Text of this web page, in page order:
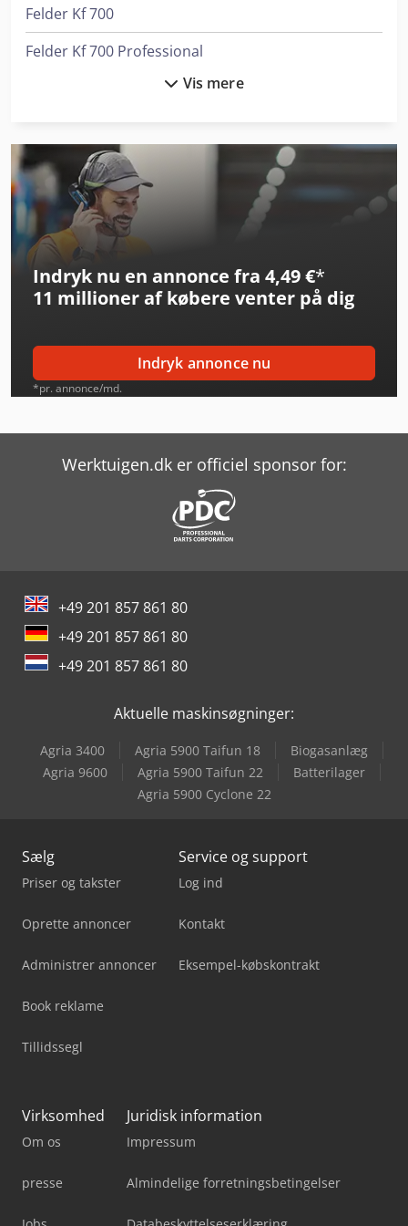
Felder Kf 700
Felder Kf 700 Professional
Felder Kf 700 S Professional
Haas Ec-400
Haas Umc-500
Haas Umc-750
Haas Umc-750Ss
Holzkraft Kso 200 F
Kaltenbach Kbs 750 Dg
Kami Fkm 560 Hsa Ii-1
Knuth R 32 Basic
Kuhn Gf 8700
Metallkraft Fsbm 1020-25 E
Metallkraft Fsm 2550
Vis mere
Indryk nu en annonce fra 4,49 €*
11 millioner af købere venter på dig
Indryk annonce nu
*pr. annonce/md.
Werktuigen.dk er officiel sponsor for:
+49 201 857 861 80
+49 201 857 861 80
+49 201 857 861 80
Aktuelle maskinsøgninger:
Agria 3400 Agria 5900 Taifun 18
Biogasanlæg
Agria 9600
Agria 5900 Taifun 22
Batterilager
Agria 5900 Cyclone 22
Sælg
Priser og takster
Oprette annoncer
Administrer annoncer
Book reklame
Tillidssegl
Service og support
Log ind
Kontakt
Eksempel-købskontrakt
Virksomhed
Om os
presse
Juridisk information
Impressum
Almindelige forretningsbetingelser